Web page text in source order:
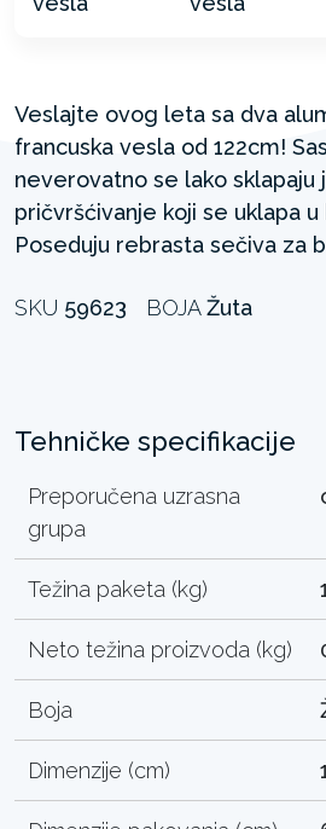
Veslajte ovog leta sa dva
francuska vesla od 122cm!
neverovatno se lako sklapaju
pričvršćivanje koji se uklapa
Poseduju rebrasta sečiva za
SKU 59623 BOJAŽuta
Tehničke specifikacije
Preporučena uzrasna
grupa
Težina paketa (kg)
Neto težina proizvoda (kg)
Boja
Dimenzije (cm)